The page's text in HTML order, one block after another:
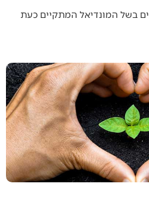
בשל המונדיאל המתקיים כעת